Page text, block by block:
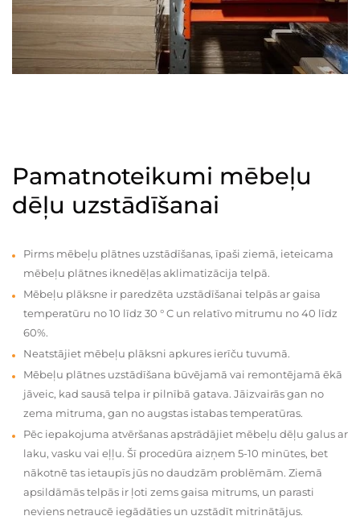
Pamatnoteikumi mēbeļu
dēļu uzstādīšanai
Pirms mēbeļu plātnes uzstādīšanas, īpaši ziemā, ieteicama
mēbeļu plātnes iknedēļas aklimatizācija telpā.
Mēbeļu plāksne ir paredzēta uzstādīšanai telpās ar gaisa
temperatūru no 10 līdz 30 ° C un relatīvo mitrumu no 40 līdz
60%.
Neatstājiet mēbeļu plāksni apkures ierīču tuvumā.
Mēbeļu plātnes uzstādīšana būvējamā vai remontējamā ēkā
jāveic, kad sausā telpa ir pilnībā gatava. Jāizvairās gan no
zema mitruma, gan no augstas istabas temperatūras.
Pēc iepakojuma atvēršanas apstrādājiet mēbeļu dēļu galus ar
laku, vasku vai eļļu. Šī procedūra aizņem 5-10 minūtes, bet
nākotnē tas ietaupīs jūs no daudzām problēmām. Ziemā
apsildāmās telpās ir ļoti zems gaisa mitrums, un parasti
neviens netraucē iegādāties un uzstādīt mitrinātājus.